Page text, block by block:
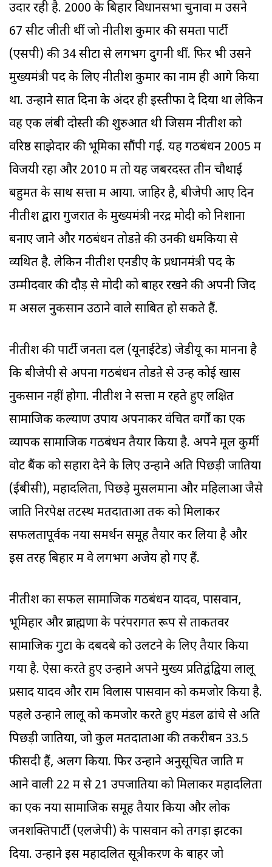
उदार रही है. 2000 के बिहार विधानसभा चुनावों में उसने
67 सीटें जीती थीं जो नीतीश कुमार की समता पार्टी
(एसपी) की 34 सीटों से लगभग दुगनी थीं. फिर भी उसने
मुख्यमंत्री पद के लिए नीतीश कुमार का नाम ही आगे किया
था. उन्होंने सात दिनों के अंदर ही इस्तीफा दे दिया था लेकिन
वह एक लंबी दोस्ती की शुरुआत थी जिसमें नीतीश को
वरिष्ठ साझेदार की भूमिका सौंपी गई. यह गठबंधन 2005 में
विजयी रहा और 2010 में तो यह जबरदस्त तीन चौथाई
बहुमत के साथ सत्ता में आया. जाहिर है, बीजेपी आए दिन
नीतीश द्वारा गुजरात के मुख्यमंत्री नरेंद्र मोदी को निशाना
बनाए जाने और गठबंधन तोडऩे की उनकी धमकियों से
व्यथित है. लेकिन नीतीश एनडीए के प्रधानमंत्री पद के
उम्मीदवार की दौड़ से मोदी को बाहर रखने की अपनी जिद
में असल नुकसान उठाने वाले साबित हो सकते हैं.
नीतीश की पार्टी जनता दल (यूनाईटेड) जेडीयू का मानना है
कि बीजेपी से अपना गठबंधन तोडऩे से उन्हें कोई खास
नुकसान नहीं होगा. नीतीश ने सत्ता में रहते हुए लक्षित
सामाजिक कल्याण उपाय अपनाकर वंचित वर्गों का एक
व्यापक सामाजिक गठबंधन तैयार किया है. अपने मूल कुर्मी
वोट बैंक को सहारा देने के लिए उन्होंने अति पिछड़ी जातियों
(ईबीसी), महादलितों, पिछड़े मुसलमानों और महिलाओं जैसे
जाति निरपेक्ष तटस्थ मतदाताओं तक को मिलाकर
सफलतापूर्वक नया समर्थन समूह तैयार कर लिया है और
इस तरह बिहार में वे लगभग अजेय हो गए हैं.
नीतीश का सफल सामाजिक गठबंधन यादव, पासवान,
भूमिहार और ब्राह्मणों के परंपरागत रूप से ताकतवर
सामाजिक गुटों के दबदबे को उलटने के लिए तैयार किया
गया है. ऐसा करते हुए उन्होंने अपने मुख्य प्रतिद्वंद्वियों लालू
प्रसाद यादव और राम विलास पासवान को कमजोर किया है.
पहले उन्होंने लालू को कमजोर करते हुए मंडल ढांचे से अति
पिछड़ी जातियों, जो कुल मतदाताओं की तकरीबन 33.5
फीसदी हैं, अलग किया. फिर उन्होंने अनुसूचित जाति में
आने वाली 22 में से 21 उपजातियों को मिलाकर महादलितों
का एक नया सामाजिक समूह तैयार किया और लोक
जनशक्तिपार्टी (एलजेपी) के पासवान को तगड़ा झटका
दिया. उन्होंने इस महादलित सूत्रीकरण के बाहर जो